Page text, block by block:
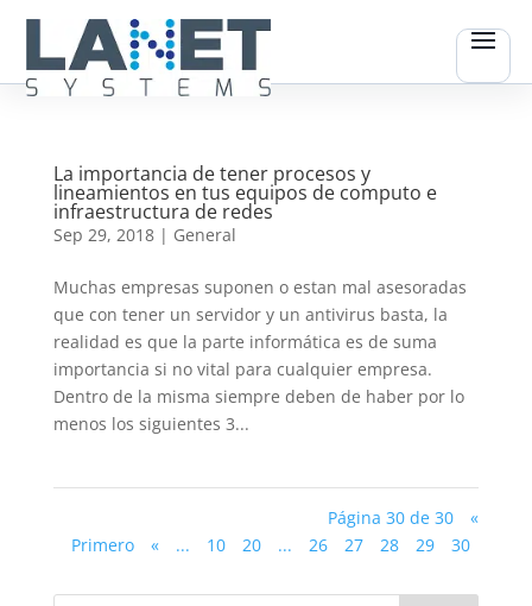
La importancia de tener procesos y
lineamientos en tus equipos de computo e
infraestructura de redes
Sep 29, 2018| General
Muchas empresas suponen o estan mal asesoradas
que con tener un servidor y un antivirus basta, la
realidad es que la parte informática es de suma
importancia si no vital para cualquier empresa.
Dentro de la misma siempre deben de haber por lo
menos los siguientes 3...
Página 30 de 30
«
Primero
« ... 10 20 ... 26 27 28 29 30